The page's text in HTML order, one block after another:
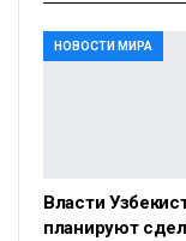
НОВОСТИ МИРА
Власти
планируют